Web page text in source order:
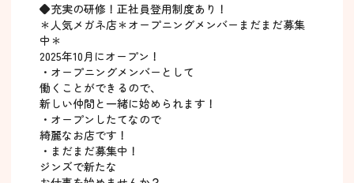
◆充実の研修！正社員登用制度あり！
＊人気メガネ店＊オープニングメンバーまだまだ募集
中＊
2025年10月にオープン！
・オープニングメンバーとして
働くことができるので、
新しい仲間と一緒に始められます！
・オープンしたてなので
綺麗なお店です！
・まだまだ募集中！
ジンズで新たな